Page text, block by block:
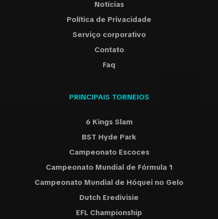
Notícias
Política de Privacidade
Serviço corporativo
Contato
Faq
PRINCIPAIS TORNEIOS
6 Kings Slam
BST Hyde Park
Campeonato Escoces
Campeonato Mundial de Fórmula 1
Campeonato Mundial de Hóquei no Gelo
Dutch Eredivisie
EFL Championship